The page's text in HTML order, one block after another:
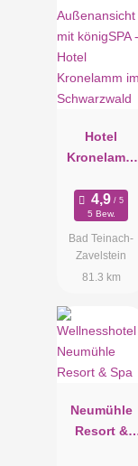
Hotel
Kronelamm
Schwarzwal
d
5 Bew.
Bad Teinach-
Zavelstein
81.3 km
Neumühle
Resort &